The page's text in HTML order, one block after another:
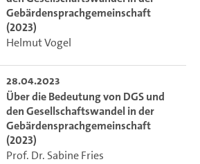
Gebärdensprachgemeinschaft
(2023)
Helmut Vogel
28.04.2023
Über die Bedeutung von DGS und
den Gesellschaftswandel in der
Gebärdensprachgemeinschaft
(2023)
Prof. Dr. Sabine Fries